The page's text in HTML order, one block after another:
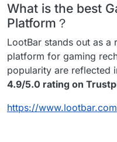
What is the best
Platform？
LootBar stands out as a
platform for gaming
popularity are reflected
4.9/5.0 rating on
https://www.lootbar.com